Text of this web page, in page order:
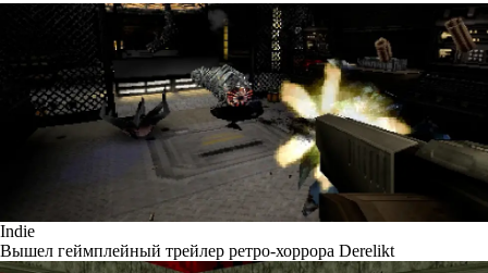
Indie
Вышел геймплейный трейлер ретро-хоррора Derelikt